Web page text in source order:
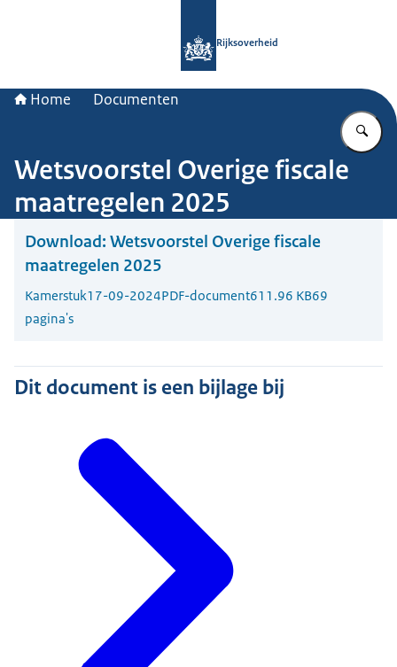
Rijksoverheid
Home Documenten
Wetsvoorstel Overige fiscale
maatregelen 2025
Download: Wetsvoorstel Overige fiscale
maatregelen 2025
Kamerstuk17-09-2024PDF-document611.96 KB69
pagina's
Dit document is een bijlage bij